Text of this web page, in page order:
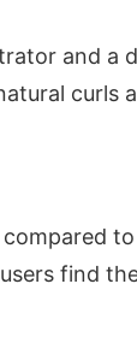
and a
find